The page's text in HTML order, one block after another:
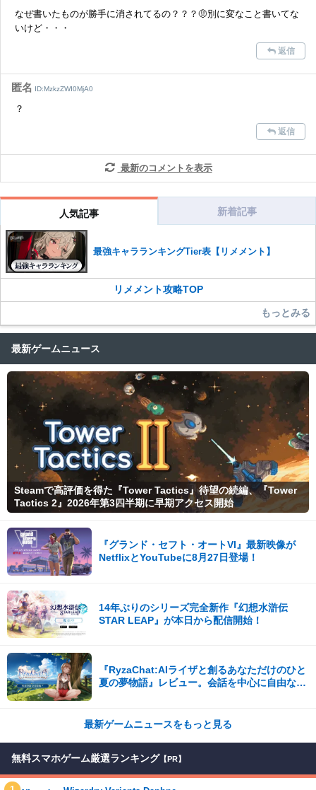
さい。
また、過度な利用規約の違反や、弊社に損害の及ぶ内容の書き込みがあ
った場合は、法的措置をとらせていただく場合もございますので、あら
なぜ書いたものが勝手に消されてるの？？？🤨別に変なこと書いてな
いけど・・・
返信
匿名 ID:MzkzZWI0MjA0
？
返信
最新のコメントを表示
人気記事 新着記事
最強キャラランキングTier表【リメメント】
リメメント攻略TOP
もっとみる
最新ゲームニュース
Steamで高評価を得た『Tower Tactics』待望の続編、『Tower
Tactics 2』2026年第3四半期に早期アクセス開始
『グランド・セフト・オートVI』最新映像が
NetflixとYouTubeに8月27日登場！
14年ぶりのシリーズ完全新作『幻想水滸伝
STAR LEAP』が本日から配信開始！
『RyzaChat:AIライザと創るあなただけのひと
夏の夢物語』レビュー。会話を中心に自由な冒
最新ゲームニュースをもっと見る
無料スマホゲーム厳選ランキング 【PR】